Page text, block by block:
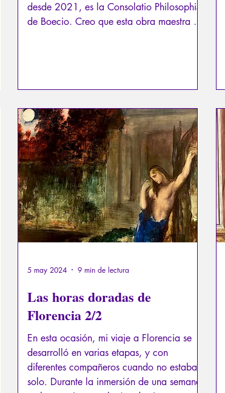
desde 2021, es la Consolatio Philosophiæ
de Boecio. Creo que esta obra maestra es,
Las horas doradas de
Florencia 2/2
En esta ocasión, mi viaje a Florencia se
desarrolló en varias etapas, y con
diferentes compañeros cuando no estaba
solo. Durante la inmersión de una semana,
5 may 2024 9 min de lectura